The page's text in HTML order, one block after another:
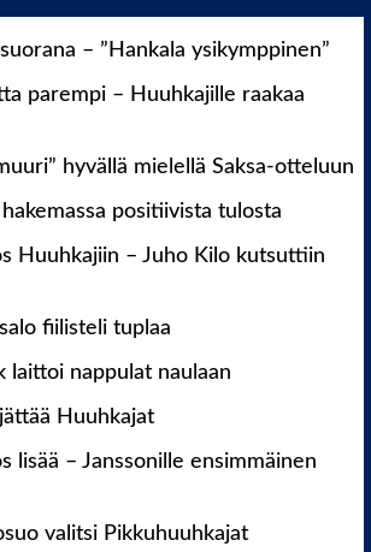
– ”Hankala ysikymppinen”
parempi – Huuhkajille raakaa
hyvällä mielellä Saksa-otteluun
positiivista tulosta
Huuhkajiin – Juho Kilo kutsuttiin
fiilisteli tuplaa
laittoi nappulat naulaan
jättää Huuhkajat
lisää – Janssonille ensimmäinen
valitsi Pikkuhuuhkajat